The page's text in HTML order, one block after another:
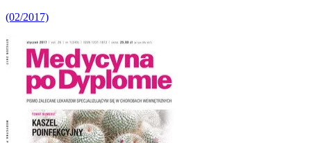
(02/2017)